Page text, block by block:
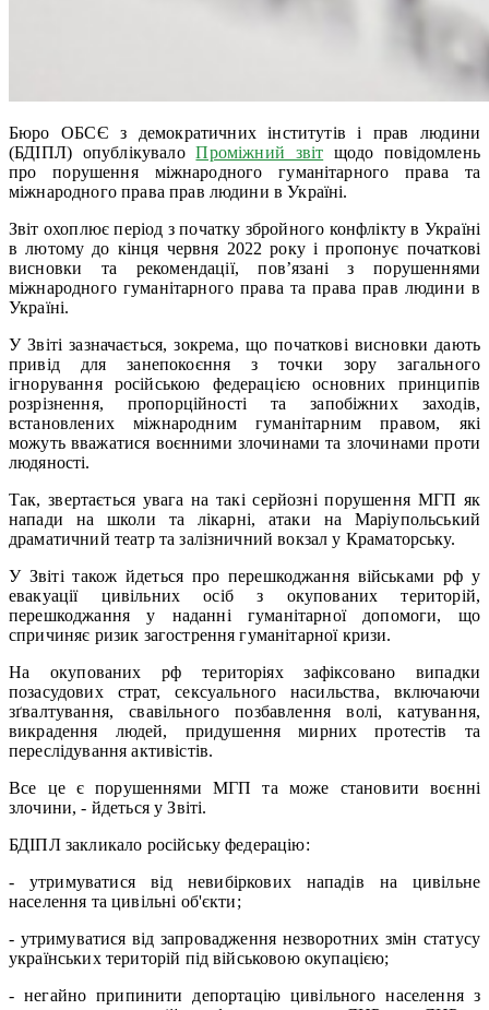
Бюро ОБСЄ з демократичних інститутів і прав людини
(БДІПЛ) опублікувалоПроміжний звіт щодо повідомлень
про порушення міжнародного гуманітарного права та
міжнародного права прав людини в Україні.
Звіт охоплює період з початку збройного конфлікту в Україні
в лютому до кінця червня 2022 року і пропонує початкові
висновки та рекомендації, пов’язані з порушеннями
міжнародного гуманітарного права та права прав людини в
Україні.
У Звіті зазначається, зокрема, що початкові висновки дають
привід для занепокоєння з точки зору загального
ігнорування російською федерацією основних принципів
розрізнення, пропорційності та запобіжних заходів,
встановлених міжнародним гуманітарним правом, які
можуть вважатися воєнними злочинами та злочинами проти
людяності.
Так, звертається увага на такі серйозні порушення МГП як
напади на школи та лікарні, атаки на Маріупольський
драматичний театр та залізничний вокзал у Краматорську.
У Звіті також йдеться про перешкоджання військами рф у
евакуації цивільних осіб з окупованих територій,
перешкоджання у наданні гуманітарної допомоги, що
спричиняє ризик загострення гуманітарної кризи.
На окупованих рф територіях зафіксовано випадки
позасудових страт, сексуального насильства, включаючи
зґвалтування, свавільного позбавлення волі, катування,
викрадення людей, придушення мирних протестів та
переслідування активістів.
Все це є порушеннями МГП та може становити воєнні
злочини, - йдеться у Звіті.
БДІПЛ закликало російську федерацію:
- утримуватися від невибіркових нападів на цивільне
населення та цивільні об'єкти;
- утримуватися від запровадження незворотних змін статусу
українських територій під військовою окупацією;
- негайно припинити депортацію цивільного населення з